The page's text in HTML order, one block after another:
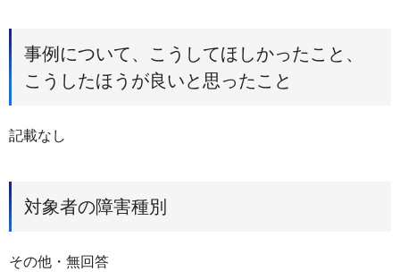
事例について、こうしてほしかったこと、
こうしたほうが良いと思ったこと
記載なし
対象者の障害種別
その他・無回答